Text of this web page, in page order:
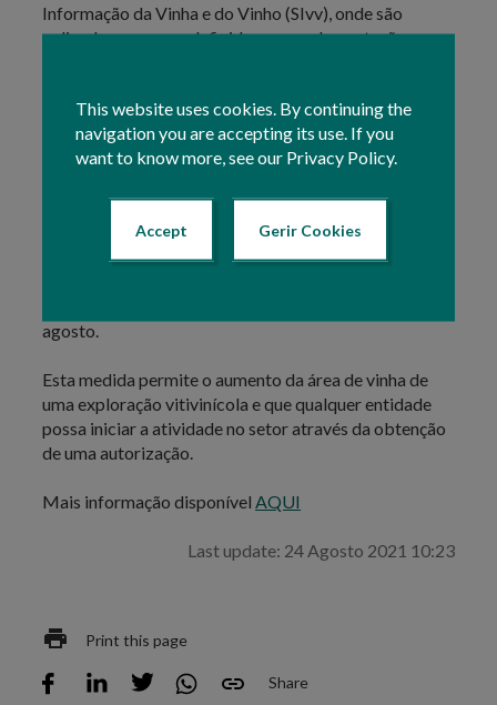
This website uses cookies. By continuing the
navigation you are accepting its use. If you
want to know more, see our Privacy Policy.
Accept Gerir Cookies
Informação da Vinha e do Vinho (SIvv), onde são
aplicadas as regras definidas na regulamentação
Novas autorizações de plantação, são autorizações
atribuídas anualmente, sendo obrigatório submeter
período de 1 de abril e 15 de maio, de cada ano.
A distribuição é feita por aplicação das regras
agosto.
Esta medida permite o aumento da área de vinha de
uma exploração vitivinícola e que qualquer entidade
possa iniciar a atividade no setor através da obtenção
de uma autorização.
Mais informação disponívelAQUI
Last update: 24 Agosto 2021 10:23
Print this page
Share